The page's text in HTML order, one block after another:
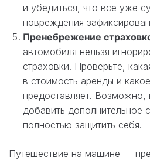
и убедиться, что все уже
повреждения
Пренебрежение
автомобиля нельзя
страховки. Проверьте,
в стоимость аренды и
предоставляет. Возможно,
добавить дополнительное
полностью защитить себя.
Путешествие на машине —